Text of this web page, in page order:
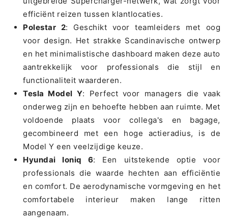
efficiënt reizen tussen klantlocaties.
Polestar 2: Geschikt voor teamleiders met oog
voor design. Het strakke Scandinavische ontwerp
en het minimalistische dashboard maken deze auto
aantrekkelijk voor professionals die stijl en
functionaliteit waarderen.
Tesla Model Y: Perfect voor managers die vaak
onderweg zijn en behoefte hebben aan ruimte. Met
voldoende plaats voor collega's en bagage,
gecombineerd met een hoge actieradius, is de
Model Y een veelzijdige keuze.
Hyundai Ioniq 6: Een uitstekende optie voor
professionals die waarde hechten aan efficiëntie
en comfort. De aerodynamische vormgeving en het
comfortabele interieur maken lange ritten
aangenaam.